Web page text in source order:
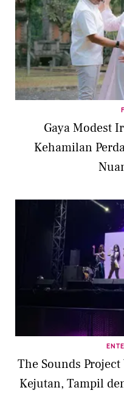
Gaya Modest
Kehamilan
The Sounds
Kejutan, Tampil